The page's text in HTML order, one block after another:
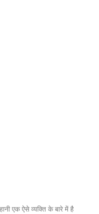
एक ऐसे व्यक्ति के बारे में है